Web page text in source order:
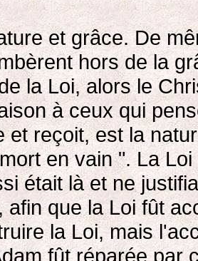
et grâce. De
hors de la
la Loi, alors le
à ceux qui
et reçoit, est la
en vain ". La
était là et ne
afin que la Loi fût
la Loi, mais
fût réparée par